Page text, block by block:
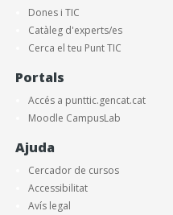
Dones i TIC
Catàleg d'experts/es
Cerca el teu Punt TIC
Portals
Accés a punttic.gencat.cat
Moodle CampusLab
Ajuda
Cercador de cursos
Accessibilitat
Avís legal